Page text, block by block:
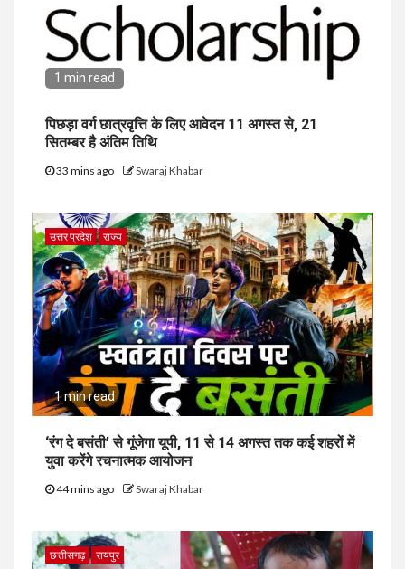
1 min read
पिछड़ा वर्ग छात्रवृत्ति के लिए आवेदन 11 अगस्त से, 21
सितम्बर है अंतिम तिथि
33 mins ago Swaraj Khabar
उत्तर प्रदेश राज्य
1 min read
‘रंग दे बसंती’ से गूंजेगा यूपी, 11 से 14 अगस्त तक कई शहरों में
युवा करेंगे रचनात्मक आयोजन
44 mins ago Swaraj Khabar
छत्तीसगढ़ रायपुर